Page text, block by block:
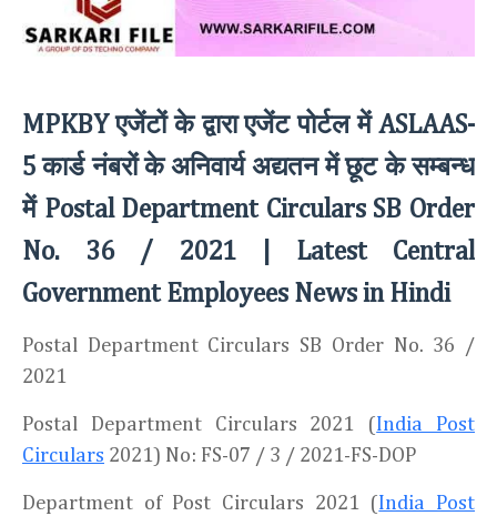
MPKBYएजेंटों के द्वारा एजेंट पोर्टल मेंASLAAS-
5कार्ड नंबरों के अनिवार्य अद्यतन में छूट के सम्बन्ध
में Postal Department Circulars SB Order
No. 36 / 2021 | Latest Central
Government Employees News in Hindi
Postal Department Circulars SB Order No. 36 /
2021
Postal Department Circulars 2021 ( India Post
Circulars 2021) No: FS-07 / 3 / 2021-FS-DOP
Department of Post Circulars 2021 ( India Post